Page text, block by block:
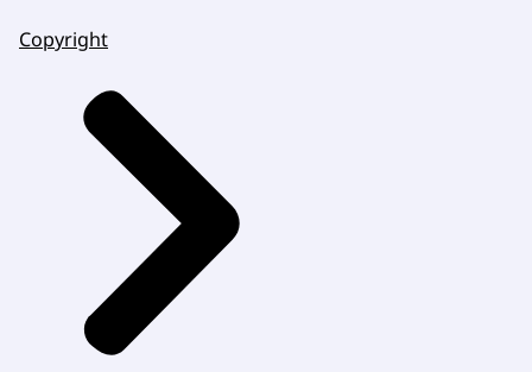
Copyright